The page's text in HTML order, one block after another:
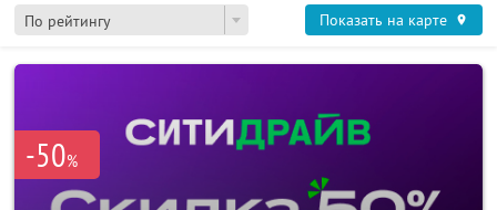
По рейтингу Показать на карте
-50%